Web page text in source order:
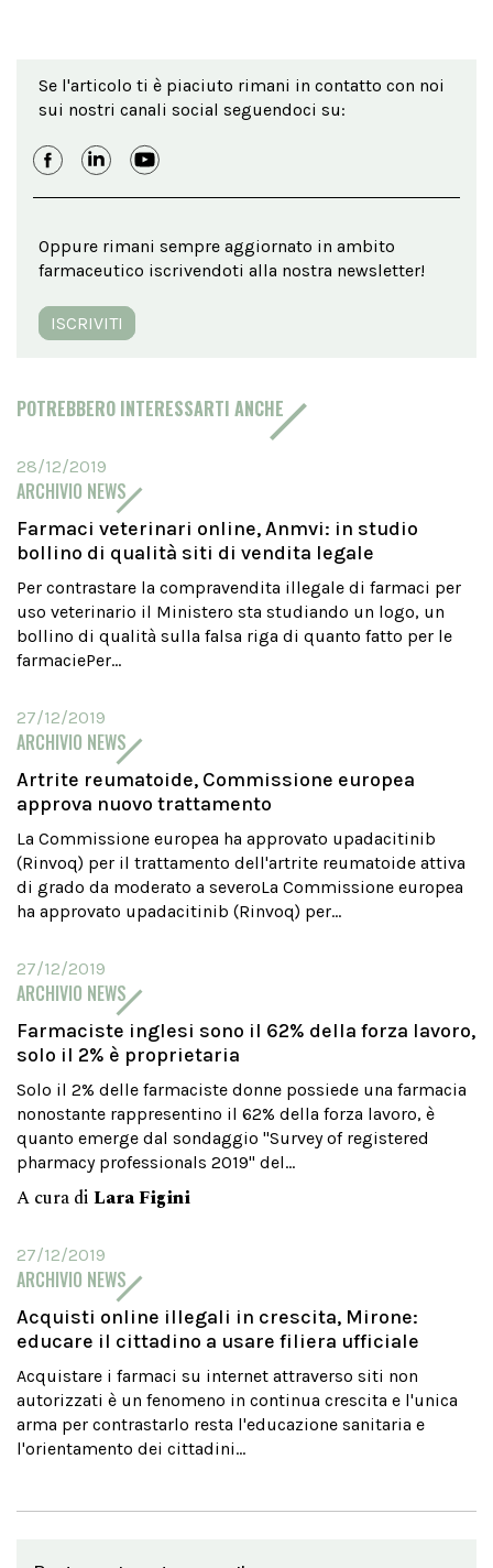
Se l'articolo ti è piaciuto rimani in contatto con noi
sui nostri canali social seguendoci su:
Oppure rimani sempre aggiornato in ambito
farmaceutico iscrivendoti alla nostra newsletter!
ISCRIVITI
POTREBBERO INTERESSARTI ANCHE
28/12/2019
ARCHIVIO NEWS
Farmaci veterinari online, Anmvi: in studio
bollino di qualità siti di vendita legale
Per contrastare la compravendita illegale di farmaci per
uso veterinario il Ministero sta studiando un logo, un
bollino di qualità sulla falsa riga di quanto fatto per le
farmaciePer...
27/12/2019
ARCHIVIO NEWS
Artrite reumatoide, Commissione europea
approva nuovo trattamento
La Commissione europea ha approvato upadacitinib
(Rinvoq) per il trattamento dell'artrite reumatoide attiva
di grado da moderato a severoLa Commissione europea
ha approvato upadacitinib (Rinvoq) per...
27/12/2019
ARCHIVIO NEWS
Farmaciste inglesi sono il 62% della forza lavoro,
solo il 2% è proprietaria
Solo il 2% delle farmaciste donne possiede una farmacia
nonostante rappresentino il 62% della forza lavoro, è
quanto emerge dal sondaggio "Survey of registered
pharmacy professionals 2019" del...
A cura di Lara Figini
27/12/2019
ARCHIVIO NEWS
Acquisti online illegali in crescita, Mirone:
educare il cittadino a usare filiera ufficiale
Acquistare i farmaci su internet attraverso siti non
autorizzati è un fenomeno in continua crescita e l'unica
arma per contrastarlo resta l'educazione sanitaria e
l'orientamento dei cittadini...